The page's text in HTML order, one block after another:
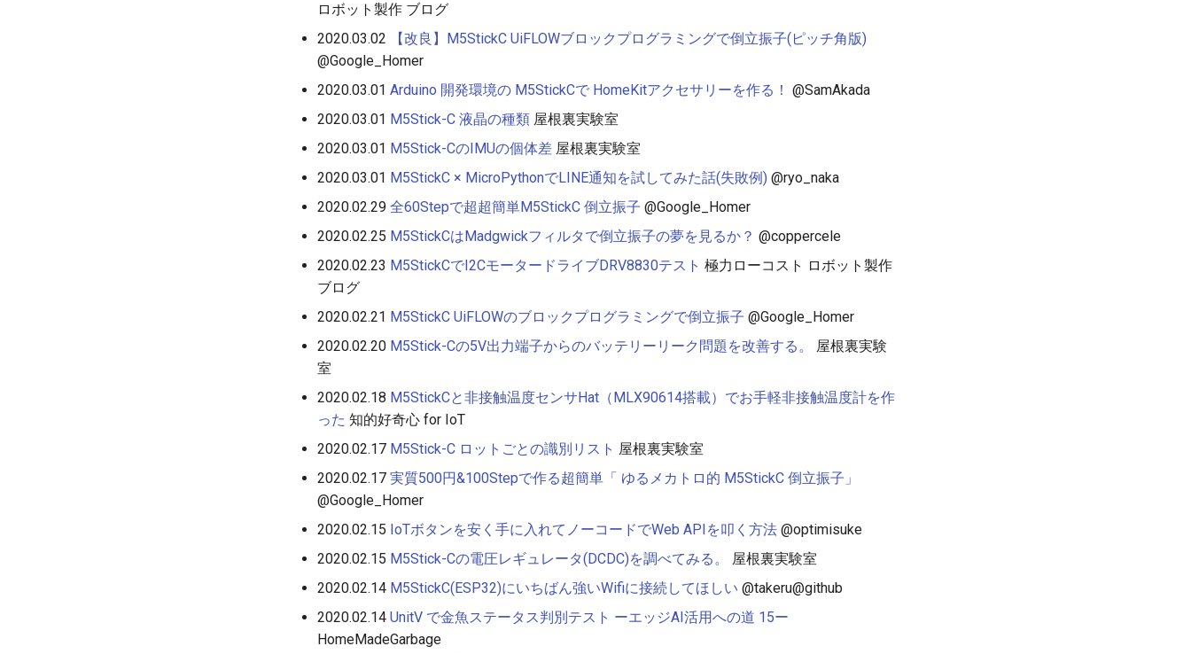
ロボット製作 ブログ
2020.03.02
【改良】M5StickC UiFLOWブロックプログラミングで倒立振子(ピッチ角版)
@Google_Homer
2020.03.01 Arduino 開発環境の M5StickCで HomeKitアクセサリーを作る！ @SamAkada
2020.03.01 M5Stick-C 液晶の種類 屋根裏実験室
2020.03.01 M5Stick-CのIMUの個体差 屋根裏実験室
2020.03.01 M5StickC × MicroPythonでLINE通知を試してみた話(失敗例) @ryo_naka
2020.02.29 全60Stepで超超簡単M5StickC 倒立振子 @Google_Homer
2020.02.25 M5StickCはMadgwickフィルタで倒立振子の夢を見るか？ @coppercele
2020.02.23 M5StickCでI2CモータードライブDRV8830テスト 極力ローコスト ロボット製作
ブログ
2020.02.21 M5StickC UiFLOWのブロックプログラミングで倒立振子 @Google_Homer
2020.02.20 M5Stick-Cの5V出力端子からのバッテリーリーク問題を改善する。
屋根裏実験
室
2020.02.18 M5StickCと非接触温度センサHat（MLX90614搭載）でお手軽非接触温度計を作
った 知的好奇心 for IoT
2020.02.17 M5Stick-C ロットごとの識別リスト 屋根裏実験室
2020.02.17 実質500円&100Stepで作る超簡単「 ゆるメカトロ的 M5StickC 倒立振子」
@Google_Homer
2020.02.15 IoTボタンを安く手に入れてノーコードでWeb APIを叩く方法 @optimisuke
2020.02.15 M5Stick-Cの電圧レギュレータ(DCDC)を調べてみる。
屋根裏実験室
2020.02.14 M5StickC(ESP32)にいちばん強いWifiに接続してほしい @takeru@github
2020.02.14 UnitV で金魚ステータス判別テスト ーエッジAI活用への道 15ー
HomeMadeGarbage